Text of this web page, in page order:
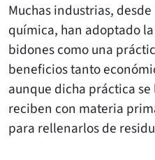
Muchas industrias,
química, han adoptado
bidones como una
beneficios tanto
aunque dicha práctica
reciben con materia
para rellenarlos de